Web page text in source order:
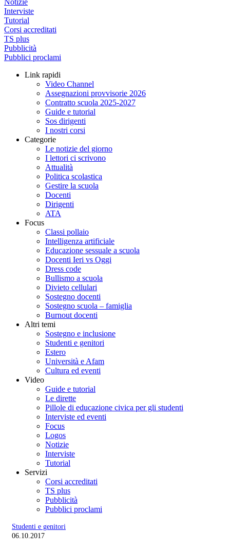
Notizie
Interviste
Tutorial
Corsi accreditati
TS plus
Pubblicità
Pubblici proclami
Link rapidi
Video Channel
Assegnazioni provvisorie 2026
Contratto scuola 2025-2027
Guide e tutorial
Sos dirigenti
I nostri corsi
Categorie
Le notizie del giorno
I lettori ci scrivono
Attualità
Politica scolastica
Gestire la scuola
Docenti
Dirigenti
ATA
Focus
Classi pollaio
Intelligenza artificiale
Educazione sessuale a scuola
Docenti Ieri vs Oggi
Dress code
Bullismo a scuola
Divieto cellulari
Sostegno docenti
Sostegno scuola – famiglia
Burnout docenti
Altri temi
Sostegno e inclusione
Studenti e genitori
Estero
Università e Afam
Cultura ed eventi
Video
Guide e tutorial
Le dirette
Pillole di educazione civica per gli studenti
Interviste ed eventi
Focus
Logos
Notizie
Interviste
Tutorial
Servizi
Corsi accreditati
TS plus
Pubblicità
Pubblici proclami
Studenti e genitori
06.10.2017